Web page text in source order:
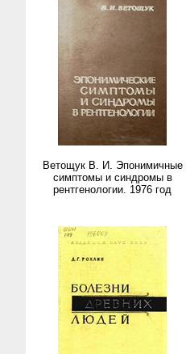
Ветощук В. И. Эпонимичные
симптомы и синдромы в
рентгенологии. 1976 год